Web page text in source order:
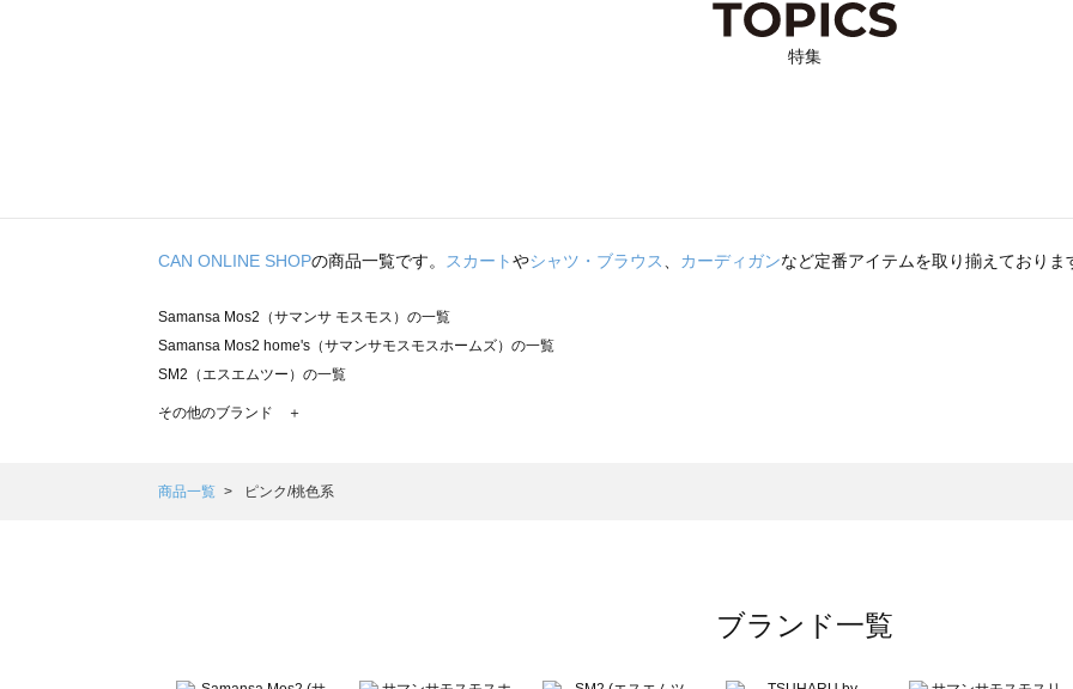
特集
CAN ONLINE SHOPの商品一覧です。 スカートやシャツ・ブラウス カーディガンなど定番アイテムを取り揃えておりま
Samansa Mos2（サマンサ モスモス）の一覧
Samansa Mos2 home's（サマンサモスモスホームズ）の一覧
SM2（エスエムツー）の一覧
TSUHARU by Samansa Mos2（ツハルバイサマンサモスモス）の一覧
Samansa Mos2 Lagom（サマンサモスモス ラーゴム）の一覧
その他のブランド ＋
商品一覧 ピンク/桃色系
ブランド一覧